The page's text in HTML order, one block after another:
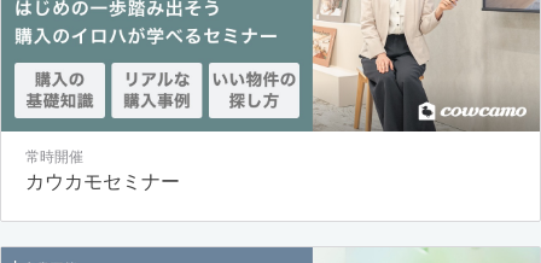
常時開催
カウカモセミナー